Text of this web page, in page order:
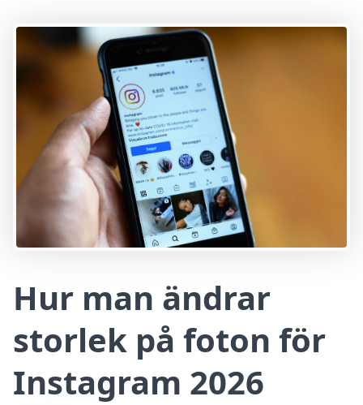
Hur man ändrar
storlek på foton för
Instagram 2026